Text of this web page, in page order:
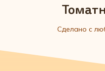
Сделано с